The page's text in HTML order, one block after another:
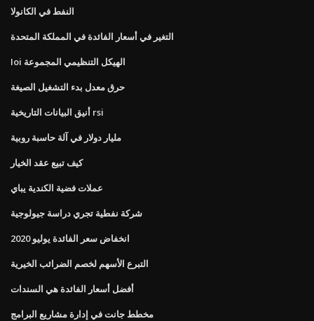
النفط في الكانولا
التغير في أسعار الفائدة في المملكة المتحدة
Ioi الهيكل التنظيمي المجموعة
حرق معدل بدء التشغيل الصيغة
أنيق البيانات التاريخية rsi
مليار دولار في آلة حاسبة روبية
كيف تبيع عقد الخيار
عملات فضية الكندية يباي
شركة نفطية تجري دراسة جيولوجية
انخفاض سعر الفائدة يوليو 2020
التبرع الأسهم لخصم الضرائب الخيرية
أفضل أسعار الفائدة هي السندات
مخطط جانت في إدارة مشاريع البرامج